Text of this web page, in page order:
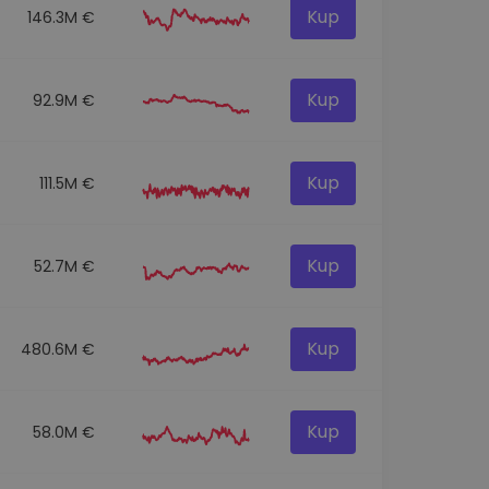
146.3M € Kup
92.9M € Kup
111.5M € Kup
52.7M € Kup
480.6M € Kup
58.0M € Kup